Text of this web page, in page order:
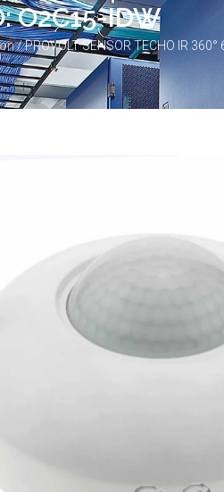
O2C15-IDW
/ PROVOLT SENSOR TECHO IR 360°